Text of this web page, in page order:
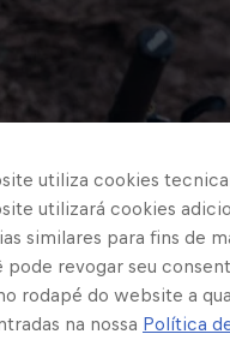
utiliza cookies
utilizará cookies
similares para fins de
pode revogar seu
rodapé do website a
na nossa Política